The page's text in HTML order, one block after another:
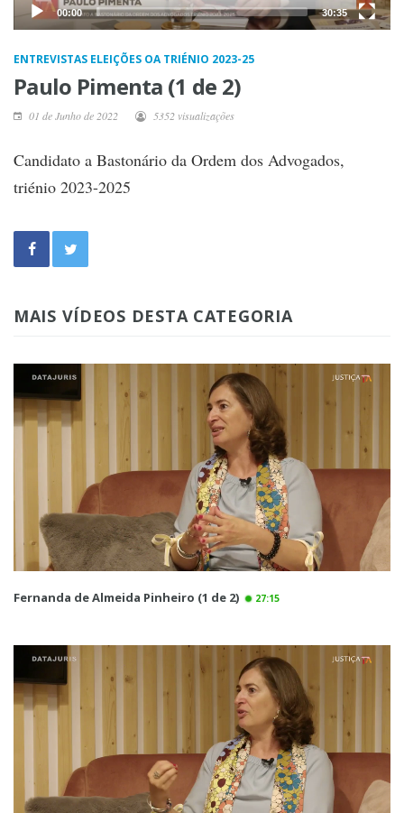
00:00 30:35
ENTREVISTAS ELEIÇÕES OA TRIÉNIO 2023-25
Paulo Pimenta (1 de 2)
01 de Junho de 2022 5352 visualizações
Candidato a Bastonário da Ordem dos Advogados,
triénio 2023-2025
MAIS VÍDEOS DESTA CATEGORIA
Fernanda de Almeida Pinheiro (1 de 2) 27:15